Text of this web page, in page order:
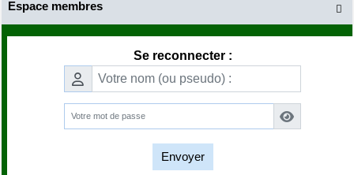

Espace membres
Se reconnecter :
Envoyer